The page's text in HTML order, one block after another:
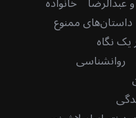
داستان‌های ممنوع
یک نگاه
روانشناسی